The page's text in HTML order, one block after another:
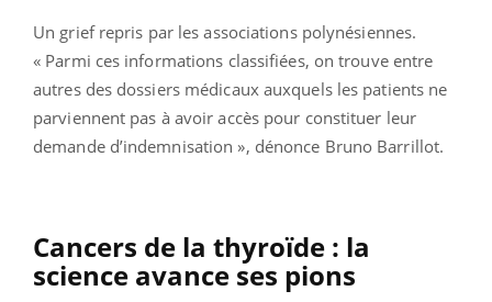
Un grief repris par les associations polynésiennes.
« Parmi ces informations classifiées, on trouve entre
autres des dossiers médicaux auxquels les patients ne
parviennent pas à avoir accès pour constituer leur
demande d’indemnisation », dénonce Bruno Barrillot.
Cancers de la thyroïde : la
science avance ses pions